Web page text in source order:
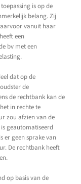
is op de
belang. Zij
vanuit haar
een
bv met een
dat op de
de
de rechtbank kan de
in rechte te
zou afzien van de
geautomatiseerd
er geen sprake van
De rechtbank heeft
op basis van de